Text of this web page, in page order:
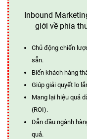
Inbound
giới về phía
Chủ động chiến
sẵn.
Biến khách hàng
Giúp giải quyết lo
Mang lại hiệu quả
(ROI).
Dẫn đầu ngành
quả.